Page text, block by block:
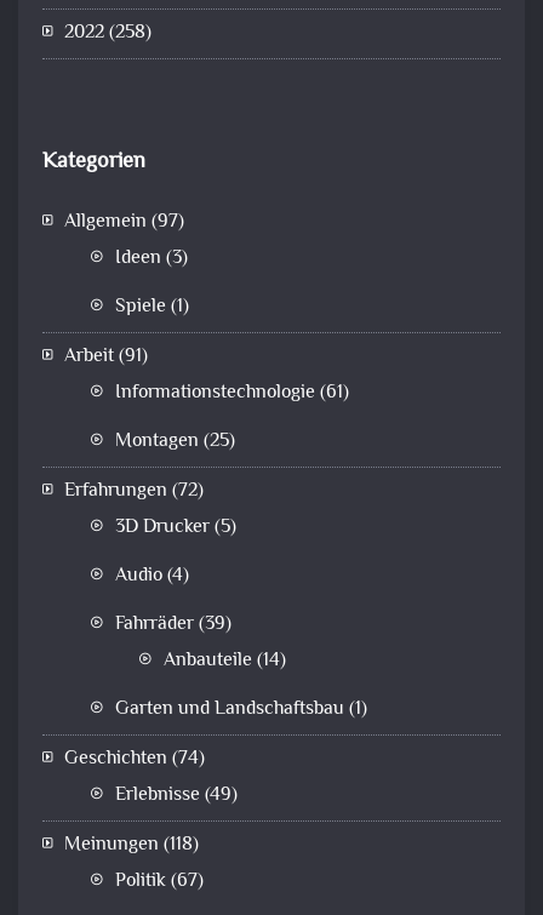
2022(258)
Kategorien
Allgemein (97)
Ideen (3)
Spiele (1)
Arbeit(91)
Informationstechnologie (61)
Montagen (25)
Erfahrungen (72)
3D Drucker(5)
Audio(4)
Fahrräder(39)
Anbauteile (14)
Garten und Landschaftsbau (1)
Geschichten (74)
Erlebnisse (49)
Meinungen (118)
Politik(67)